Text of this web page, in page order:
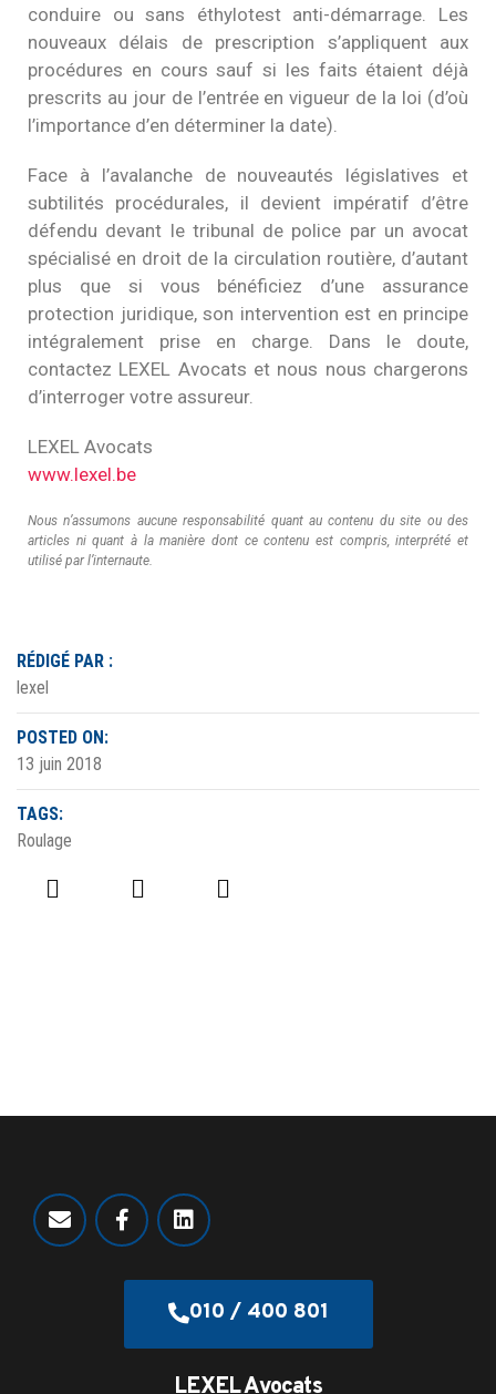
conduire ou sans éthylotest anti-démarrage. Les
nouveaux délais de prescription s’appliquent aux
procédures en cours sauf si les faits étaient déjà
prescrits au jour de l’entrée en vigueur de la loi (d’où
l’importance d’en déterminer la date).
Face à l’avalanche de nouveautés législatives et
subtilités procédurales, il devient impératif d’être
défendu devant le tribunal de police par un avocat
spécialisé en droit de la circulation routière, d’autant
plus que si vous bénéficiez d’une assurance
protection juridique, son intervention est en principe
intégralement prise en charge. Dans le doute,
contactez LEXEL Avocats et nous nous chargerons
d’interroger votre assureur.
LEXEL Avocats
www.lexel.be
Nous n’assumons aucune responsabilité quant au contenu du site ou des
articles ni quant à la manière dont ce contenu est compris, interprété et
utilisé par l’internaute.
RÉDIGÉ PAR :
lexel
POSTED ON:
13 juin 2018
TAGS:
Roulage
010 / 400 801
LEXEL Avocats